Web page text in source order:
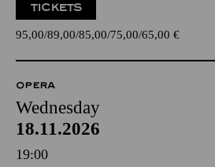
TICKETS
95,00 89,00 85,00 75,00 65,00 €
OPERA
Wednesday
18.11.2026
19:00